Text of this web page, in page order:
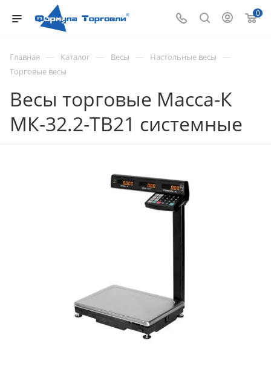
0
Главная — Каталог — Весы — Настольные весы —
Торговые весы
Весы торговые Масса-К
МК-32.2-ТВ21 системные